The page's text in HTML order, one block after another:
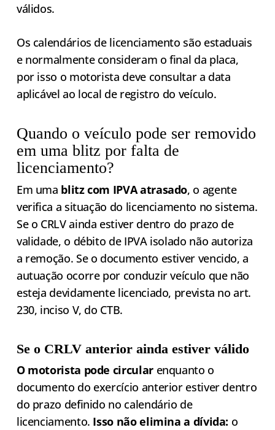
válidos.
Os calendários de licenciamento são estaduais
e normalmente consideram o final da placa,
por isso o motorista deve consultar a data
aplicável ao local de registro do veículo.
Quando o veículo pode ser removido
em uma blitz por falta de
licenciamento?
Em uma blitz com IPVA atrasado, o agente
verifica a situação do licenciamento no sistema.
Se o CRLV ainda estiver dentro do prazo de
validade, o débito de IPVA isolado não autoriza
a remoção. Se o documento estiver vencido, a
autuação ocorre por conduzir veículo que não
esteja devidamente licenciado, prevista no art.
230, inciso V, do CTB.
Se o CRLV anterior ainda estiver válido
O motorista pode circularenquanto o
documento do exercício anterior estiver dentro
do prazo definido no calendário de
licenciamento. Isso não elimina a dívida: o